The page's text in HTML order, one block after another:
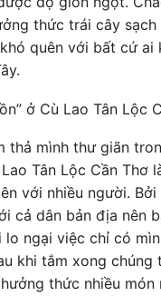
thức trái cây sạch
quên với bất cứ ai
ở Cù Lao Tân Lộc
thả mình thư giãn
Tân Lộc Cần Thơ
với nhiều người.
cả dân bản địa nên
lo ngại việc chỉ có
khi tắm xong chúng
thức nhiều món